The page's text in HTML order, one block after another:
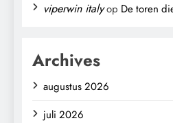
viperwin italyop De toren
Archives
augustus 2026
juli 2026